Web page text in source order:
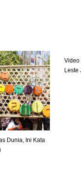
Dunia, Ini Kata
Video
Leste